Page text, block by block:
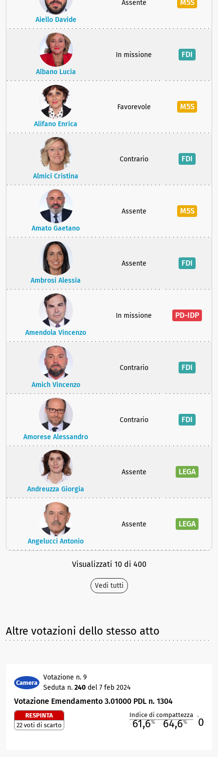
Aiello Davide
Assente M5S
Albano Lucia
In missione FDI
Alifano Enrica
Favorevole M5S
Almici Cristina
Contrario FDI
Amato Gaetano
Assente M5S
Ambrosi Alessia
Assente FDI
Amendola Vincenzo
In missione PD-IDP
Amich Vincenzo
Contrario FDI
Amorese Alessandro
Contrario FDI
Andreuzza Giorgia
Assente LEGA
Angelucci Antonio
Assente LEGA
Visualizzati 10 di 400
Vedi tutti
Altre votazioni dello stesso atto
Camera
Votazione n. 9
Seduta n. 240 del 7 feb 2024
Votazione Emendamento 3.01000 PDL n. 1304
RESPINTA
22 voti di scarto
Indice di compattezza
61,6% 64,6% 0